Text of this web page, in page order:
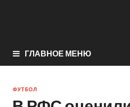
ГЛАВНОЕ МЕНЮ
ФУТБОЛ